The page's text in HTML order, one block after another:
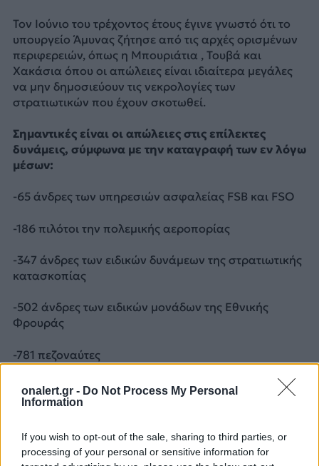
onalert.gr - Do Not Process My Personal
Information
If you wish to opt-out of the sale, sharing to third parties, or
processing of your personal or sensitive information for
Τον Ιούνιο του τρέχοντος έτους έγινε γνωστό ότι το
υπουργείο Άμυνας ζήτησε από τις αρχές ορισμένων
περιφερειών, όπως η Μπουριάτια , Τουβά και
Χακάσια όπου οι απώλειες είναι ιδιαίτερα μεγάλες
να μην δημοσιεύουν τις νεκρολογίες των
στρατιωτικών που έχουν σκοτωθεί.
Σημαντικές είναι οι απώλειες στις επίλεκτες
δυνάμεις, σύμφωνα με την καταγραφή των εν λόγω
μέσων:
-65 άνδρες των υπηρεσιών ασφαλείας FSB και FSO
-186 πιλότοι την πολεμικής αεροπορίας
-347 άνδρες των ειδικών δυνάμεων της στρατιωτικής
κατασκοπίας
-502 άνδρες των ειδικών μονάδων της Εθνικής
Φρουράς
-781 πεζοναύτες
-2.019 άνδρες των αερομεταφερόμενων ταξιαρχιών
Φωτογραφία αρχείου Reuters
ΔΙΑΦΗΜΙΣΗ